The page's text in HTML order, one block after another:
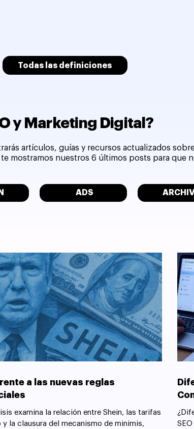
Todas las definiciones
y Marketing Digital?
artículos, guías y recursos actualizados
mostramos nuestros 6 últimos posts para que
ADS
a las nuevas reglas
examina la relación entre Shein, las tarifas
y la clausura del mecanismo de minimis,